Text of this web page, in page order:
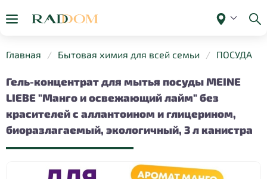
Главная Бытовая химия для всей семьи ПОСУДА
Гель-концентрат для мытья посуды MEINE
LIEBE "Манго и освежающий лайм" без
красителей с аллантоином и глицерином,
биоразлагаемый, экологичный, 3 л канистра